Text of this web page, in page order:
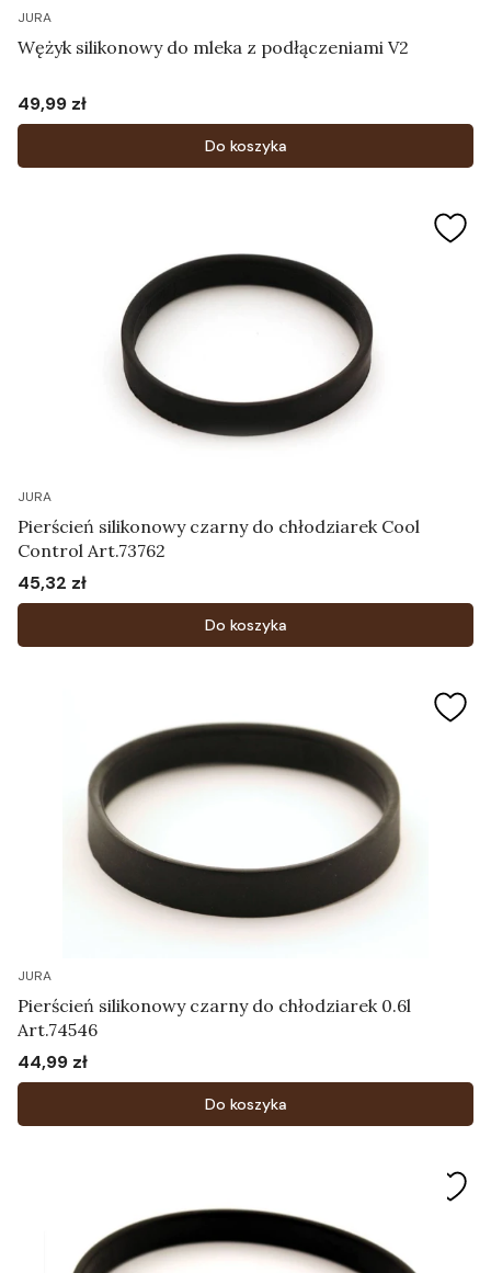
JURA
Wężyk silikonowy do mleka z podłączeniami V2
Cena
49,99 zł
Do koszyka
JURA
Pierścień silikonowy czarny do chłodziarek Cool
Control Art.73762
Cena
45,32 zł
Do koszyka
JURA
Pierścień silikonowy czarny do chłodziarek 0.6l
Art.74546
Cena
44,99 zł
Do koszyka